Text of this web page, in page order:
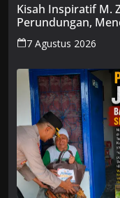
Kisah Inspiratif M.
Perundungan,
Penuh
7 Agustus 2026